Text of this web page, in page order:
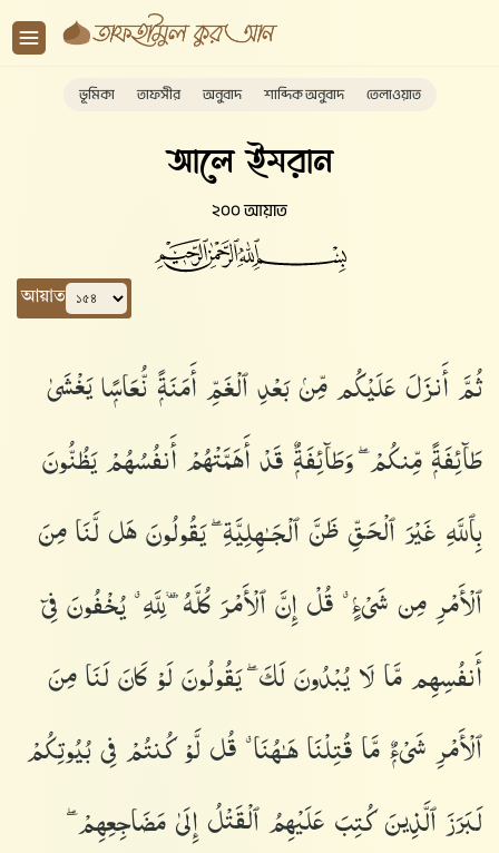
ভূমিকা তাফসীর অনুবাদ শাব্দিক অনুবাদ তেলাওয়াত
আলে ইমরান
২০০ আয়াত
আয়াত
ثُمَّ أَنزَلَ عَلَيْكُم مِّنۢ بَعْدِ ٱلْغَمِّ أَمَنَةًۭ نُّعَاسًۭا يَغْشَىٰ
طَآئِفَةًۭ مِّنكُمْ ۖ وَطَآئِفَةٌۭ قَدْ أَهَمَّتْهُمْ أَنفُسُهُمْ يَظُنُّونَ
بِٱللَّهِ غَيْرَ ٱلْحَقِّ ظَنَّ ٱلْجَـٰهِلِيَّةِ ۖ يَقُولُونَ هَل لَّنَا مِنَ
ٱلْأَمْرِ مِن شَىْءٍۢ ۗ قُلْ إِنَّ ٱلْأَمْرَ كُلَّهُۥ لِلَّهِ ۗ يُخْفُونَ فِىٓ
أَنفُسِهِم مَّا لَا يُبْدُونَ لَكَ ۖ يَقُولُونَ لَوْ كَانَ لَنَا مِنَ
ٱلْأَمْرِ شَىْءٌۭ مَّا قُتِلْنَا هَـٰهُنَا ۗ قُل لَّوْ كُنتُمْ فِى بُيُوتِكُمْ
لَبَرَزَ ٱلَّذِينَ كُتِبَ عَلَيْهِمُ ٱلْقَتْلُ إِلَىٰ مَضَاجِعِهِمْ ۖ